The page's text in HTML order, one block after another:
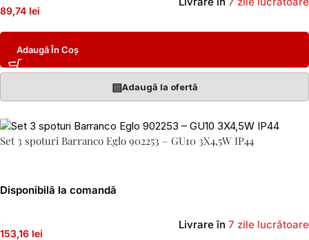
89,74 lei
Adaugă În Coș
▤Adaugă la ofertă
Set 3 spoturi Barranco Eglo 902253 – GU10 3X4,5W IP44
Disponibilă la comandă
153,16 lei
Livrare în 7 zile lucrătoare